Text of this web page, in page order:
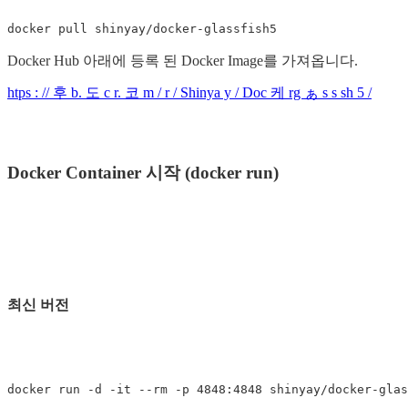
docker pull shinyay/docker-glassfish5
Docker Hub 아래에 등록 된 Docker Image를 가져옵니다.
htps : // 후 b. 도 c r. 코 m / r / Shinya y / Doc 케 rg ぁ s s sh 5 /
Docker Container 시작 (docker run)
최신 버전
docker run -d -it --rm -p 4848:4848 shinyay/docker-